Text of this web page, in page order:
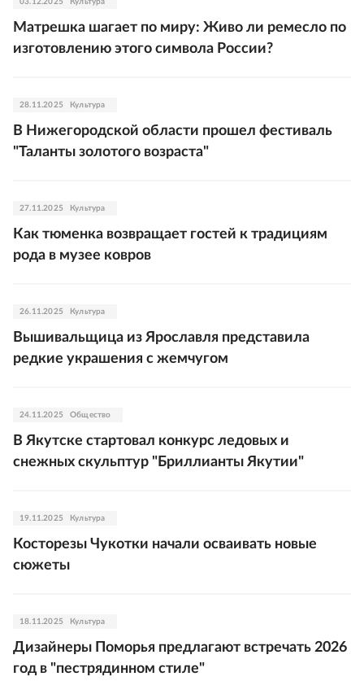
03.12.2025 Культура
Матрешка шагает по миру: Живо ли ремесло по
изготовлению этого символа России?
28.11.2025 Культура
В Нижегородской области прошел фестиваль
"Таланты золотого возраста"
27.11.2025 Культура
Как тюменка возвращает гостей к традициям
рода в музее ковров
26.11.2025 Культура
Вышивальщица из Ярославля представила
редкие украшения с жемчугом
24.11.2025 Общество
В Якутске стартовал конкурс ледовых и
снежных скульптур "Бриллианты Якутии"
19.11.2025 Культура
Косторезы Чукотки начали осваивать новые
сюжеты
18.11.2025 Культура
Дизайнеры Поморья предлагают встречать 2026
год в "пестрядинном стиле"